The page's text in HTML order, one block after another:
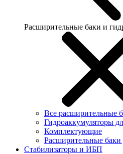
Расширительные баки и
Все расширительные
Гидроаккумуляторы
Комплектующие
Расширительные баки
Стабилизаторы и ИБП